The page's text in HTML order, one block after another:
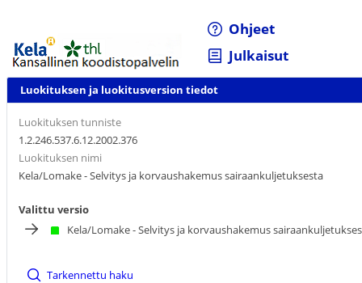
Ohjeet
Julkaisut
Luokituksen ja luokitusversion tiedot
Luokituksen tunniste
1.2.246.537.6.12.2002.376
Luokituksen nimi
Kela/Lomake - Selvitys ja korvaushakemus sairaankuljetuksesta
Valittu versio
Kela/Lomake - Selvitys ja korvaushakemus
Tarkennettu haku